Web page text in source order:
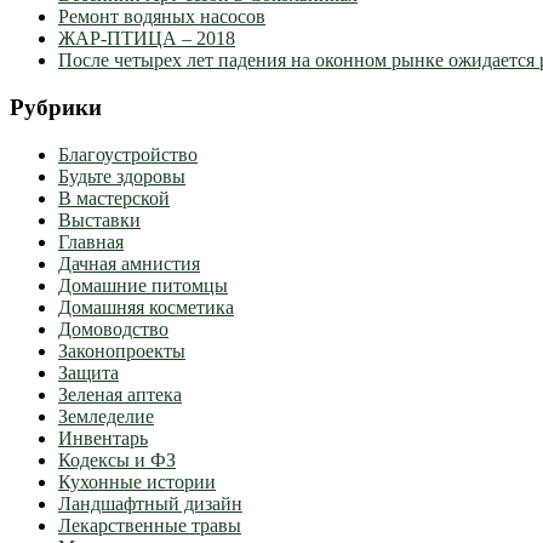
Ремонт водяных насосов
ЖАР-ПТИЦА – 2018
После четырех лет падения на оконном рынке ожидается
Рубрики
Благоустройство
Будьте здоровы
В мастерской
Выставки
Главная
Дачная амнистия
Домашние питомцы
Домашняя косметика
Домоводство
Законопроекты
Защита
Зеленая аптека
Земледелие
Инвентарь
Кодексы и ФЗ
Кухонные истории
Ландшафтный дизайн
Лекарственные травы